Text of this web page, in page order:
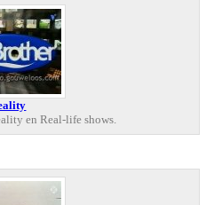
en Real-life shows.